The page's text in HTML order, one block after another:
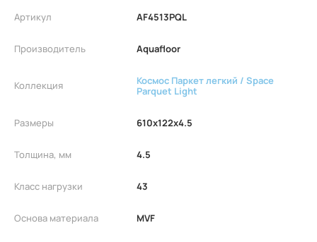
Артикул AF4513PQL
Производитель Aquafloor
Коллекция
Космос Паркет легкий / Space
Parquet Light
Размеры 610x122x4.5
Толщина, мм 4.5
Класс нагрузки 43
Основа материала MVF